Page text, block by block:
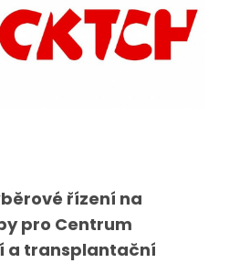
řízení na
pro Centrum
a transplantační